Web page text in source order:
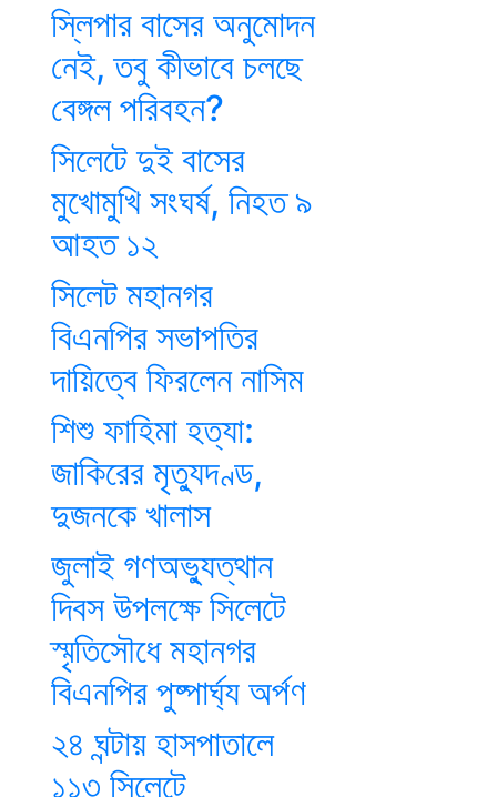
স্লিপার বাসের অনুমোদন
নেই, তবু কীভাবে চলছে
বেঙ্গল পরিবহন?
সিলেটে দুই বাসের
মুখোমুখি সংঘর্ষ, নিহত ৯
আহত ১২
সিলেট মহানগর
বিএনপির সভাপতির
দায়িত্বে ফিরলেন নাসিম
শিশু ফাহিমা হত্যা:
জাকিরের মৃত্যুদণ্ড,
দুজনকে খালাস
জুলাই গণঅভ্যুত্থান
দিবস উপলক্ষে সিলেটে
স্মৃতিসৌধে মহানগর
বিএনপির পুষ্পার্ঘ্য অর্পণ
২৪ ঘন্টায় হাসপাতালে
১১৩ সিলেটে